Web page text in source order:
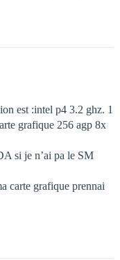
est :intel p4 3.2 ghz. 1
grafique 256 agp 8x
si je n’ai pa le SM
carte grafique prennai